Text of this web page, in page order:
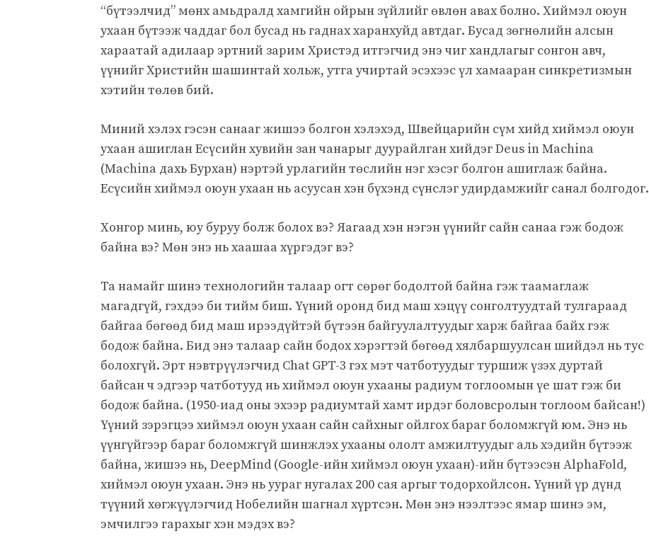
“бүтээлчид” мөнх амьдралд хамгийн ойрын зүйлийг өвлөн авах болно. Хиймэл оюун
ухаан бүтээж чаддаг бол бусад нь гаднах харанхуйд автдаг. Бусад зөгнөлийн алсын
хараатай адилаар эртний зарим Христэд итгэгчид энэ чиг хандлагыг сонгон авч,
үүнийг Христийн шашинтай хольж, утга учиртай эсэхээс үл хамааран синкретизмын
хэтийн төлөв бий.
Миний хэлэх гэсэн санааг жишээ болгон хэлэхэд, Швейцарийн сүм хийд хиймэл оюун
ухаан ашиглан Есүсийн хувийн зан чанарыг дуурайлган хийдэг Deus in Machina
(Machina дахь Бурхан) нэртэй урлагийн төслийн нэг хэсэг болгон ашиглаж байна.
Есүсийн хиймэл оюун ухаан нь асуусан хэн бүхэнд сүнслэг удирдамжийг санал болгодог.
Хонгор минь, юу буруу болж болох вэ? Яагаад хэн нэгэн үүнийг сайн санаа гэж бодож
байна вэ? Мөн энэ нь хаашаа хүргэдэг вэ?
Та намайг шинэ технологийн талаар огт сөрөг бодолтой байна гэж таамаглаж
магадгүй, гэхдээ би тийм биш. Үүний оронд бид маш хэцүү сонголтуудтай тулгараад
байгаа бөгөөд бид маш ирээдүйтэй бүтээн байгуулалтуудыг харж байгаа байх гэж
бодож байна. Бид энэ талаар сайн бодох хэрэгтэй бөгөөд хялбаршуулсан шийдэл нь тус
болохгүй. Эрт нэвтрүүлэгчид Chat GPT-3 гэх мэт чатботуудыг туршиж үзэх дуртай
байсан ч эдгээр чатботууд нь хиймэл оюун ухааны радиум тоглоомын үе шат гэж би
бодож байна. (1950-иад оны эхээр радиумтай хамт ирдэг боловсролын тоглоом байсан!)
Үүний зэрэгцээ хиймэл оюун ухаан сайн сайхныг ойлгох бараг боломжгүй юм. Энэ нь
үүнгүйгээр бараг боломжгүй шинжлэх ухааны ололт амжилтуудыг аль хэдийн бүтээж
байна, жишээ нь, DeepMind (Google-ийн хиймэл оюун ухаан)-ийн бүтээсэн AlphaFold,
хиймэл оюун ухаан. Энэ нь уураг нугалах 200 сая аргыг тодорхойлсон. Үүний үр дүнд
түүний хөгжүүлэгчид Нобелийн шагнал хүртсэн. Мөн энэ нээлтээс ямар шинэ эм,
эмчилгээ гарахыг хэн мэдэх вэ?